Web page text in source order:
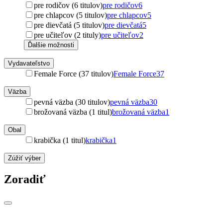
pre rodičov (6 titulov)pre rodičov6
pre chlapcov (5 titulov)pre chlapcov5
pre dievčatá (5 titulov)pre dievčatá5
pre učiteľov (2 tituly)pre učiteľov2
Ďalšie možnosti
Vydavateľstvo
Female Force (37 titulov)Female Force37
Väzba
pevná väzba (30 titulov)pevná väzba30
brožovaná väzba (1 titul)brožovaná väzba1
Obal
krabička (1 titul)krabička1
Zúžiť výber
Zoradiť